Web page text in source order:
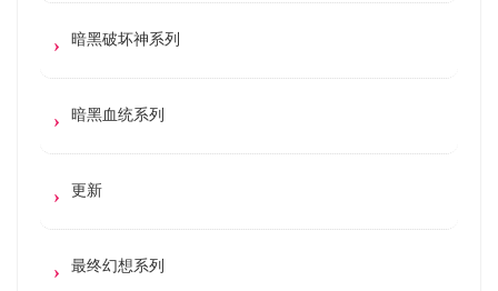
暗黑破坏神系列
暗黑血统系列
更新
最终幻想系列